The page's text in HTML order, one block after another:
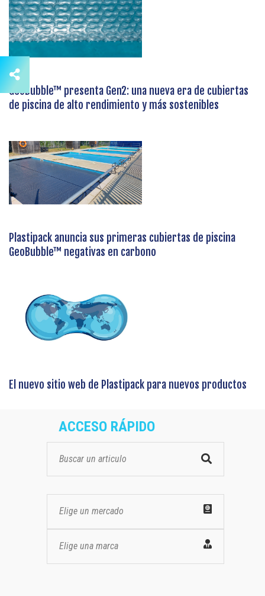
GeoBubble™ presenta Gen2: una nueva era de cubiertas
de piscina de alto rendimiento y más sostenibles
Plastipack anuncia sus primeras cubiertas de piscina
GeoBubble™ negativas en carbono
El nuevo sitio web de Plastipack para nuevos productos
ACCESO RÁPIDO
Elige un mercado
Elige una marca